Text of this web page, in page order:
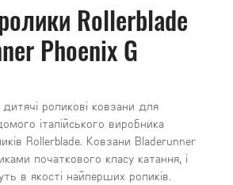
Rollerblade
Phoenix G
роликові ковзани для
італійського виробника
Rollerblade. Ковзани Bladerunner
початкового класу катання, і
в якості найперших роликів.